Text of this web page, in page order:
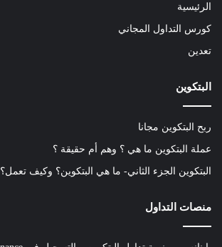
الرئيسية
كورس التداول المجاني
تعدين
البتكوين
ربح البتكوين مجانا
عملة البتكوين ما هي ؟ وهم أم حقيقة ؟
البتكوين الجزء الثاني- ما هي البتكوين؟ وكيف تعمل؟
منصات التداول